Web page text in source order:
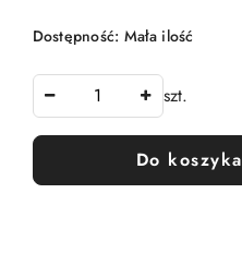
Dostępność: Mała ilość
szt.
Do koszyka